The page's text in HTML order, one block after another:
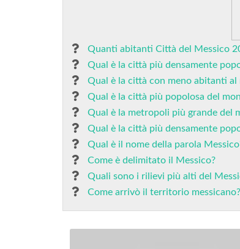
Quanti abitanti Città del Messico
Qual è la città più densamente
Qual è la città con meno abitanti al
Qual è la città più popolosa del
Qual è la metropoli più grande del
Qual è la città più densamente
Qual è il nome della parola
Come è delimitato il Messico?
Quali sono i rilievi più alti del
Come arrivò il territorio messicano?